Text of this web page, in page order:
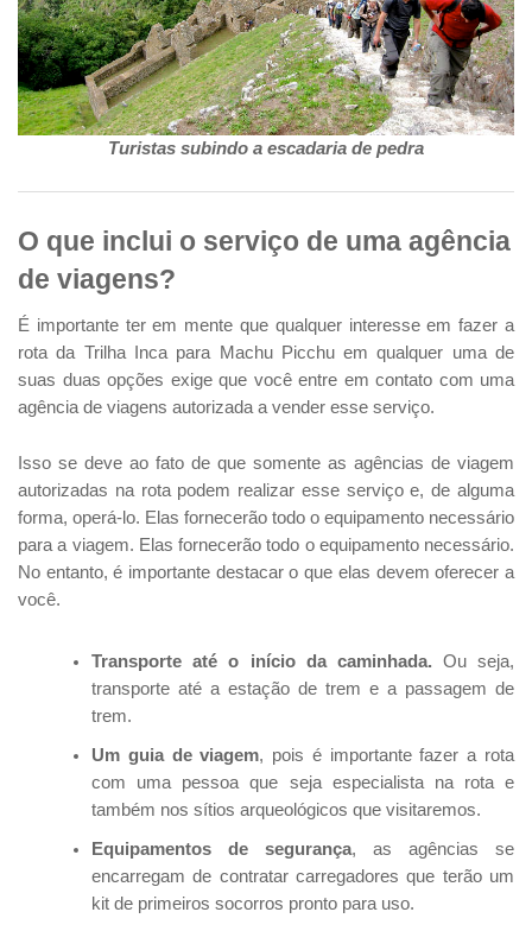
Turistas subindo a escadaria de pedra
O que inclui o serviço de uma agência
de viagens?
É importante ter em mente que qualquer interesse em fazer a
rota da Trilha Inca para Machu Picchu em qualquer uma de
suas duas opções exige que você entre em contato com uma
agência de viagens autorizada a vender esse serviço.
Isso se deve ao fato de que somente as agências de viagem
autorizadas na rota podem realizar esse serviço e, de alguma
forma, operá-lo. Elas fornecerão todo o equipamento necessário
para a viagem. Elas fornecerão todo o equipamento necessário.
No entanto, é importante destacar o que elas devem oferecer a
você.
Transporte até o início da caminhada. Ou seja,
transporte até a estação de trem e a passagem de
trem.
Um guia de viagem, pois é importante fazer a rota
com uma pessoa que seja especialista na rota e
também nos sítios arqueológicos que visitaremos.
Equipamentos de segurança, as agências se
encarregam de contratar carregadores que terão um
kit de primeiros socorros pronto para uso.